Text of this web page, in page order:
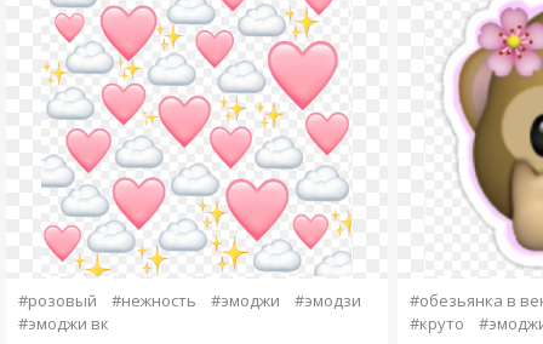
#розовый #нежность #эмоджи
#эмодзи
#эмоджи вк
#обезьянка в
#круто